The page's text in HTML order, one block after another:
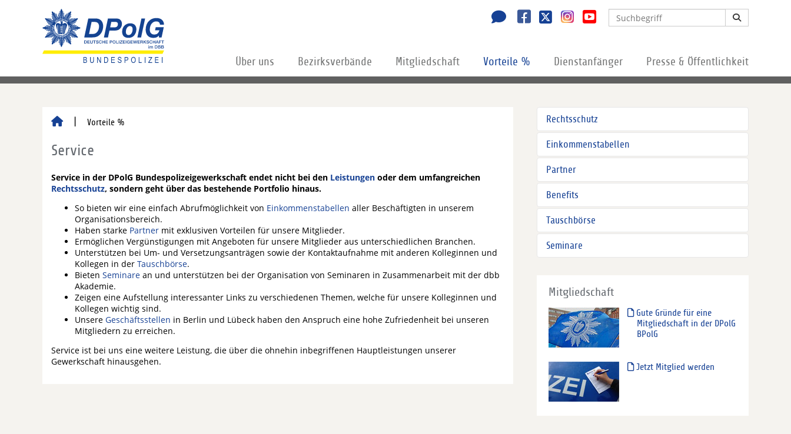
Über uns Bezirksverbände Mitgliedschaft Vorteile % Dienstanfänger Presse & Öffentlichkeit
Vorteile %
Service
Service in der DPolG Bundespolizeigewerkschaft endet nicht bei den Leistungen oder dem umfangreichen
Rechtsschutz, sondern geht über das bestehende Portfolio hinaus.
So bieten wir eine einfach Abrufmöglichkeit von Einkommenstabellen aller Beschäftigten in unserem
Organisationsbereich.
Haben starke Partner mit exklusiven Vorteilen für unsere Mitglieder.
Ermöglichen Vergünstigungen mit Angeboten für unsere Mitglieder aus unterschiedlichen Branchen.
Unterstützen bei Um- und Versetzungsanträgen sowie der Kontaktaufnahme mit anderen Kolleginnen und
Kollegen in der Tauschbörse.
Bieten Seminare an und unterstützen bei der Organisation von Seminaren in Zusammenarbeit mit der dbb
Akademie.
Zeigen eine Aufstellung interessanter Links zu verschiedenen Themen, welche für unsere Kolleginnen und
Kollegen wichtig sind.
Unsere Geschäftsstellen in Berlin und Lübeck haben den Anspruch eine hohe Zufriedenheit bei unseren
Mitgliedern zu erreichen.
Service ist bei uns eine weitere Leistung, die über die ohnehin inbegriffenen Hauptleistungen unserer
Gewerkschaft hinausgehen.
Rechtsschutz
Einkommenstabellen
Partner
Benefits
Tauschbörse
Seminare
Mitgliedschaft
Gute Gründe für eine
Mitgliedschaft in der DPolG
BPolG
Jetzt Mitglied werden